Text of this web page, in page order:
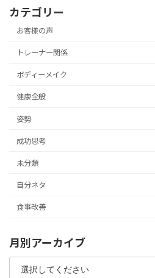
カテゴリー
お客様の声
トレーナー関係
ボディーメイク
健康全般
姿勢
成功思考
未分類
自分ネタ
食事改善
月別アーカイブ